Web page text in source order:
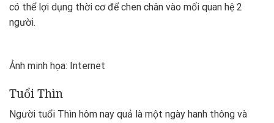
có thể lợi dụng thời cơ để chen chân vào mối quan hệ 2
người.
Ảnh minh họa: Internet
Tuổi Thìn
Người tuổi Thìn hôm nay quả là một ngày hanh thông và